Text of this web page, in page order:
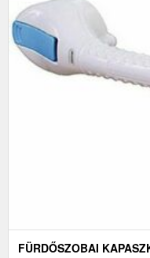
FÜRDŐSZOBAI